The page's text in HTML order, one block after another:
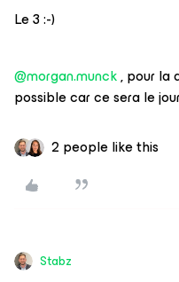
Le 3 :-)
@morgan.munck, pour la
possible car ce sera le
2 people like this
Stabz